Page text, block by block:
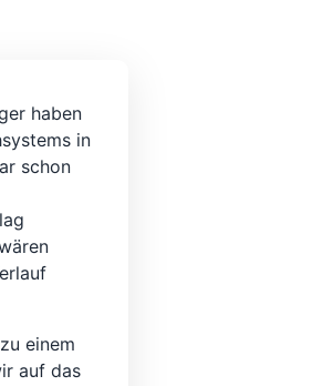
haben
in
schon
einem
auf das